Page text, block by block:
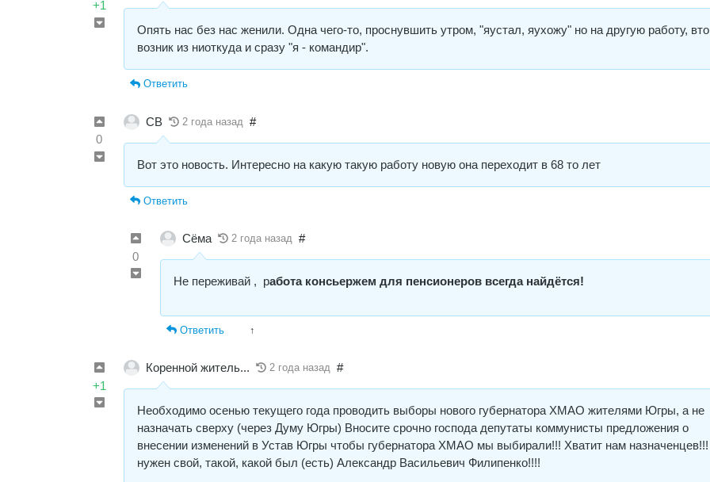
+1
Опять нас без нас женили. Одна чего-то, проснувшить утром, "яустал, яухожу" но на другую работу,
возник из ниоткуда и сразу "я - командир".
Ответить
0
СВ 2 года назад #
Вот это новость. Интересно на какую такую работу новую она переходит в 68 то лет
Ответить
0
Сёма 2 года назад #
Не переживай , работа консьержем для пенсионеров всегда найдётся!
Ответить ↑
+1
Коренной житель... 2 года назад #
Необходимо осенью текущего года проводить выборы нового губернатора ХМАО жителями Югры, а не
назначать сверху (через Думу Югры) Вносите срочно господа депутаты коммунисты предложения о
внесении изменений в Устав Югры чтобы губернатора ХМАО мы выбирали!!! Хватит нам
нужен свой, такой, какой был (есть) Александр Васильевич Филипенко!!!!